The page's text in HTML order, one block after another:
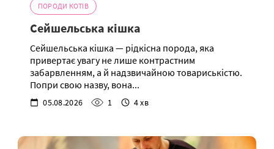
ПОРОДИ КОТІВ
Сейшельська кішка
Сейшельська кішка — рідкісна порода, яка
привертає увагу не лише контрастним
забарвленням, а й надзвичайною товариськістю.
Попри свою назву, вона...
05.08.2026 1 4 хв